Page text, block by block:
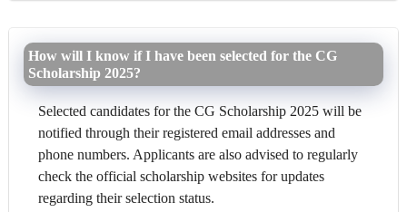
How will I know if I have been selected for the CG
Scholarship 2025?
Selected candidates for the CG Scholarship 2025 will be
notified through their registered email addresses and
phone numbers. Applicants are also advised to regularly
check the official scholarship websites for updates
regarding their selection status.